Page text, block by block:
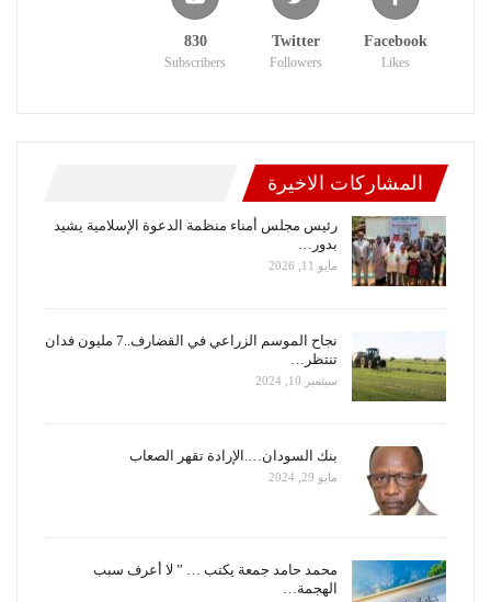
Facebook
Likes
Twitter
Followers
830
Subscribers
المشاركات الاخيرة
رئيس مجلس أمناء منظمة الدعوة الإسلامية يشيد
بدور…
مايو 11, 2026
نجاح الموسم الزراعي في القضارف..7 مليون فدان
تنتظر…
سبتمبر 10, 2024
بنك السودان….الإرادة تقهر الصعاب
مايو 29, 2024
محمد حامد جمعة يكتب … ” لا أعرف سبب
الهجمة…